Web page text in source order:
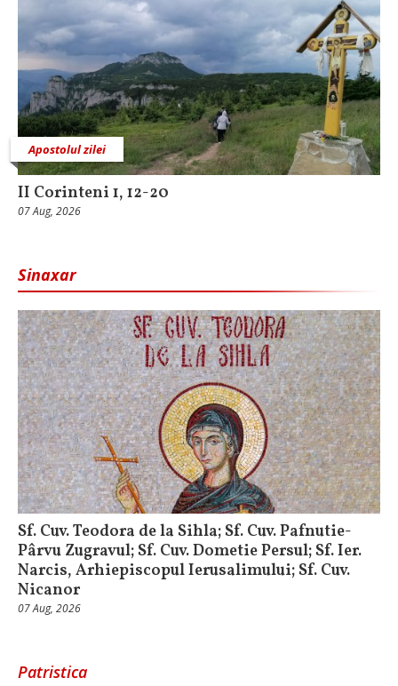
Apostolul zilei
II Corinteni 1, 12-20
07 Aug, 2026
Sinaxar
Sf. Cuv. Teodora de la Sihla; Sf. Cuv. Pafnutie-
Pârvu Zugravul; Sf. Cuv. Dometie Persul; Sf. Ier.
Narcis, Arhiepiscopul Ierusalimului; Sf. Cuv.
Nicanor
07 Aug, 2026
Patristica